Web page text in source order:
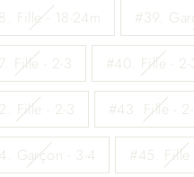
Fille - 18-24m #39.
Fille - 2-3 #40. Fille - 2-
Fille - 2-3 #43. Fille -
Garçon - 3-4 #45. Fille